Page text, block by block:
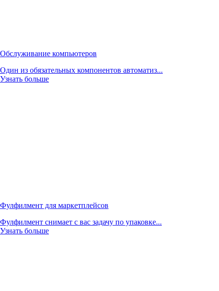
Обслуживание компьютеров
Один из обязательных компонентов автоматиз...
Узнать больше
Фулфилмент для маркетплейсов
Фулфилмент снимает с вас задачу по упаковке...
Узнать больше